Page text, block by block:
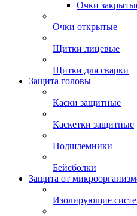
Очки
Очки открытые
Щитки лицевые
Щитки для сварки
Защита головы
Каски защитные
Каскетки защитные
Подшлемники
Бейсболки
Защита от
Изолирующие